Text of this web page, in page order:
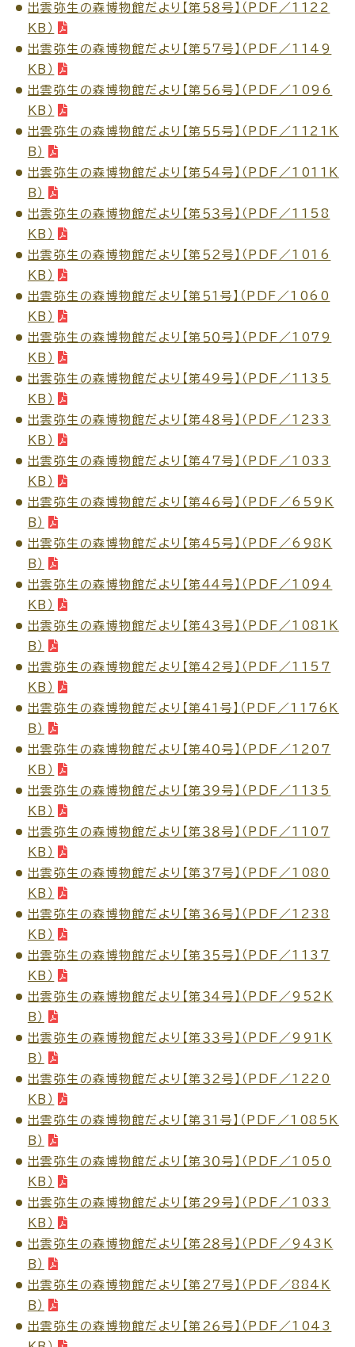
高齢者・介護 病気・ケガ
おくやみ
目的から探す
届出・手続・申請
ごみ・リサイクル 防災
各種相談窓口 担当窓口
ライフライン
公共施設
くらしの便利情報
ごみ出しおたすけア
プリ
各種申請書・様式ダ
電子申請・
イド
防災情報サイト
市役所へのアクセス
各課へのお問い合わせ
出雲弥生の森博物館だより【第５８号】（PDF／1122
KB）
出雲弥生の森博物館だより【第５７号】（PDF／1149
KB）
出雲弥生の森博物館だより【第５６号】（PDF／1096
KB）
出雲弥生の森博物館だより【第５５号】（PDF／1121K
B）
出雲弥生の森博物館だより【第５４号】（PDF／1011K
B）
出雲弥生の森博物館だより【第５３号】（PDF／1158
KB）
出雲弥生の森博物館だより【第５２号】（PDF／1016
KB）
出雲弥生の森博物館だより【第５１号】（PDF／1060
KB）
出雲弥生の森博物館だより【第５０号】（PDF／1079
KB）
出雲弥生の森博物館だより【第４９号】（PDF／1135
KB）
出雲弥生の森博物館だより【第４８号】（PDF／1233
KB）
出雲弥生の森博物館だより【第４７号】（PDF／1033
KB）
出雲弥生の森博物館だより【第４６号】（PDF／659K
B）
出雲弥生の森博物館だより【第４５号】（PDF／698K
B）
出雲弥生の森博物館だより【第４４号】（PDF／1094
KB）
出雲弥生の森博物館だより【第４３号】（PDF／1081K
B）
出雲弥生の森博物館だより【第４２号】（PDF／1157
KB）
出雲弥生の森博物館だより【第４１号】（PDF／1176K
B）
出雲弥生の森博物館だより【第４０号】（PDF／1207
KB）
出雲弥生の森博物館だより【第３９号】（PDF／1135
KB）
出雲弥生の森博物館だより【第３８号】（PDF／1107
KB）
出雲弥生の森博物館だより【第３７号】（PDF／1080
KB）
出雲弥生の森博物館だより【第３６号】（PDF／1238
KB）
出雲弥生の森博物館だより【第３５号】（PDF／1137
KB）
出雲弥生の森博物館だより【第３４号】（PDF／952K
B）
出雲弥生の森博物館だより【第３３号】（PDF／991K
B）
出雲弥生の森博物館だより【第３２号】（PDF／1220
KB）
出雲弥生の森博物館だより【第３１号】（PDF／1085K
B）
出雲弥生の森博物館だより【第３０号】（PDF／1050
KB）
出雲弥生の森博物館だより【第２９号】（PDF／1033
KB）
出雲弥生の森博物館だより【第２８号】（PDF／943K
B）
出雲弥生の森博物館だより【第２７号】（PDF／884K
B）
出雲弥生の森博物館だより【第２６号】（PDF／1043